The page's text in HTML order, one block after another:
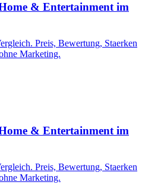
& Entertainment im
Preis, Bewertung, Staerken
Marketing.
& Entertainment im
Preis, Bewertung, Staerken
Marketing.